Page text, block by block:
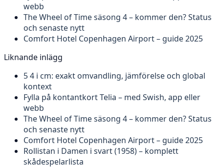
webb
The Wheel of Time säsong 4 – kommer den? Status
och senaste nytt
Comfort Hotel Copenhagen Airport – guide 2025
Liknande inlägg
5 4 i cm: exakt omvandling, jämförelse och global
kontext
Fylla på kontantkort Telia – med Swish, app eller
webb
The Wheel of Time säsong 4 – kommer den? Status
och senaste nytt
Comfort Hotel Copenhagen Airport – guide 2025
Rollistan i Damen i svart (1958) – komplett
skådespelarlista